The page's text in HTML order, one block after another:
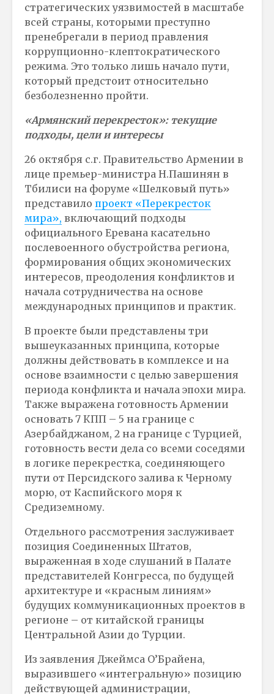
стратегических уязвимостей в масштабе
всей страны, которыми преступно
пренебрегали в период правления
коррупционно-клептократического
режима. Это только лишь начало пути,
который предстоит относительно
безболезненно пройти.
«Армянский перекресток»: текущие
подходы, цели и интересы
26 октября с.г. Правительство Армении в
лице премьер-министра Н.Пашинян в
Тбилиси на форуме «Шелковый путь»
представило проект «Перекресток
мира», включающий подходы
официального Еревана касательно
послевоенного обустройства региона,
формирования общих экономических
интересов, преодоления конфликтов и
начала сотрудничества на основе
международных принципов и практик.
В проекте были представлены три
вышеуказанных принципа, которые
должны действовать в комплексе и на
основе взаимности с целью завершения
периода конфликта и начала эпохи мира.
Также выражена готовность Армении
основать 7 КПП – 5 на границе с
Азербайджаном, 2 на границе с Турцией,
готовность вести дела со всеми соседями
в логике перекрестка, соединяющего
пути от Персидского залива к Черному
морю, от Каспийского моря к
Средиземному.
Отдельного рассмотрения заслуживает
позиция Соединенных Штатов,
выраженная в ходе слушаний в Палате
представителей Конгресса, по будущей
архитектуре и «красным линиям»
будущих коммуникационных проектов в
регионе – от китайской границы
Центральной Азии до Турции.
Из заявления Джеймса О’Брайена,
выразившего «интегральную» позицию
действующей администрации,